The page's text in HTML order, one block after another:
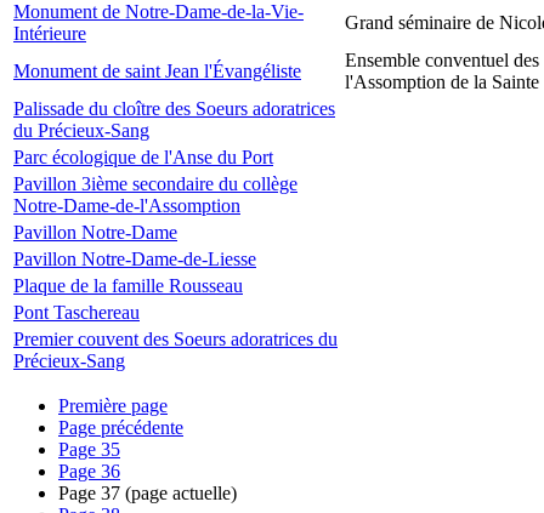
Monument de Notre-Dame-de-la-Vie-
Intérieure
Grand séminaire de
Monument de saint Jean l'Évangéliste
Ensemble conventuel des
l'Assomption de la
Palissade du cloître des Soeurs adoratrices
du Précieux-Sang
Parc écologique de l'Anse du Port
Pavillon 3ième secondaire du collège
Notre-Dame-de-l'Assomption
Pavillon Notre-Dame
Pavillon Notre-Dame-de-Liesse
Plaque de la famille Rousseau
Pont Taschereau
Premier couvent des Soeurs adoratrices du
Précieux-Sang
Première page
Page précédente
Page 35
Page 36
Page 37 (page actuelle)